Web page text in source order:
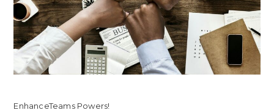
EnhanceTeams Powers!